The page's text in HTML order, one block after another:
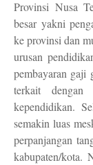
Provinsi Nusa
besar yakni
ke provinsi dan
urusan
pembayaran gaji
terkait
kependidikan.
semakin luas
perpanjangan
kabupaten/kota.